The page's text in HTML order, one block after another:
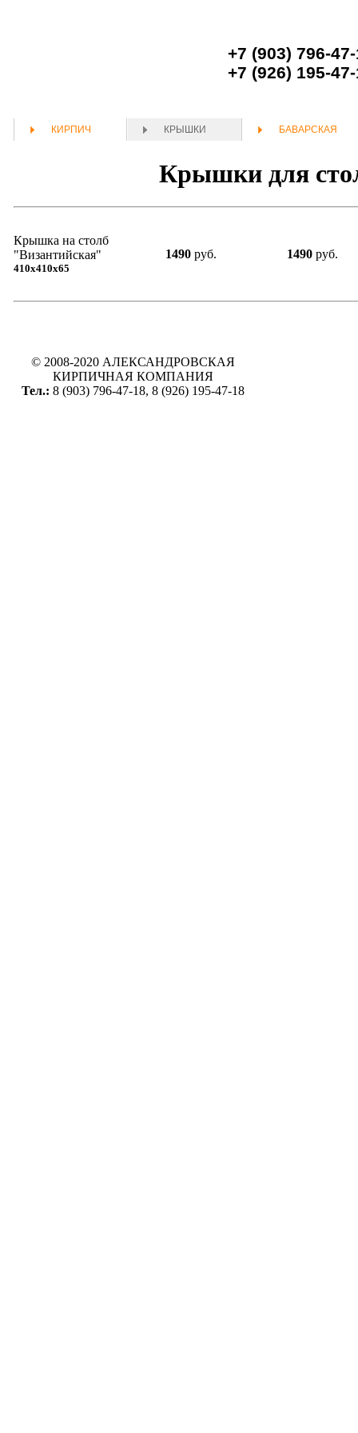
+7 (903) 796-
+7 (926) 195-
КИРПИЧ КРЫШКИ БАВАРСКАЯ
Крышки для
Крышка на столб
"Византийская"
410х410х65
1490 руб. 1490 руб.
© 2008-2020 АЛЕКСАНДРОВСКАЯ
КИРПИЧНАЯ КОМПАНИЯ
Тел.: 8 (903) 796-47-18, 8 (926) 195-47-18